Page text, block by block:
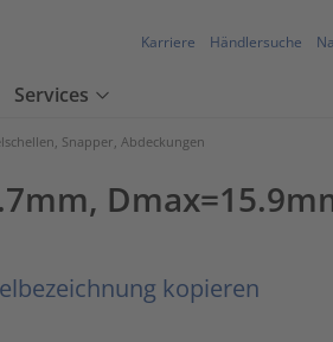
Karriere Händlersuche
Services
Snapper, Abdeckungen
kopieren